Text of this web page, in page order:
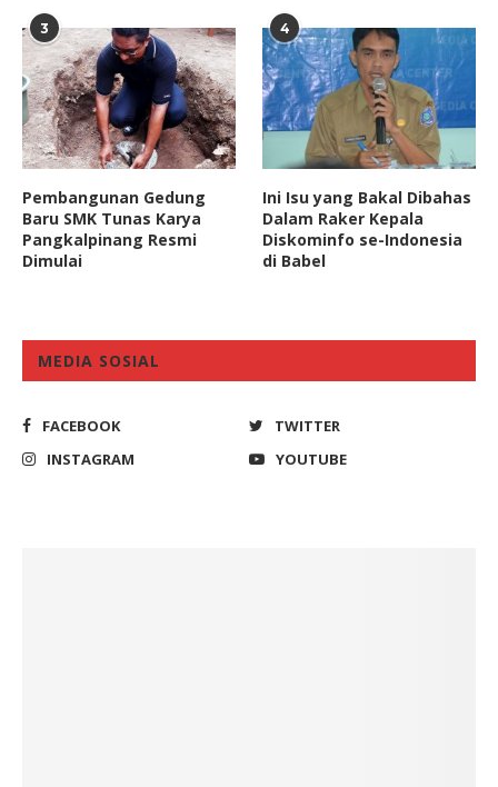
3
Pembangunan Gedung
Baru SMK Tunas Karya
Pangkalpinang Resmi
Dimulai
4
Ini Isu yang Bakal Dibahas
Dalam Raker Kepala
Diskominfo se-Indonesia
di Babel
MEDIA SOSIAL
FACEBOOK
TWITTER
INSTAGRAM
YOUTUBE